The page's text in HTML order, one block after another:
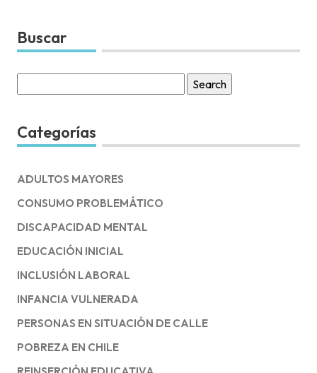
Buscar
for:
Categorías
ADULTOS MAYORES
CONSUMO PROBLEMÁTICO
DISCAPACIDAD MENTAL
EDUCACIÓN INICIAL
INCLUSIÓN LABORAL
INFANCIA VULNERADA
PERSONAS EN SITUACIÓN DE CALLE
POBREZA EN CHILE